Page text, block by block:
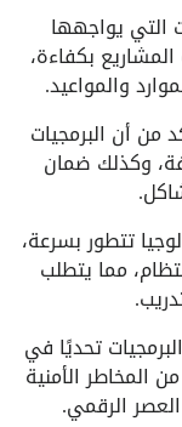
التي يواجهها
بكفاءة،
والمواعيد.
من أن البرمجيات
وكذلك ضمان
تتطور بسرعة،
مما يتطلب
تحديًا في
المخاطر الأمنية
الرقمي.